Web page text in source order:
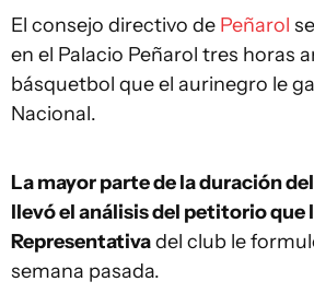
El consejo directivo de Peñarol
en el Palacio Peñarol tres horas
básquetbol que el aurinegro le
Nacional.
La mayor parte de la duración
llevó el análisis del petitorio que
Representativadel club le
semana pasada.